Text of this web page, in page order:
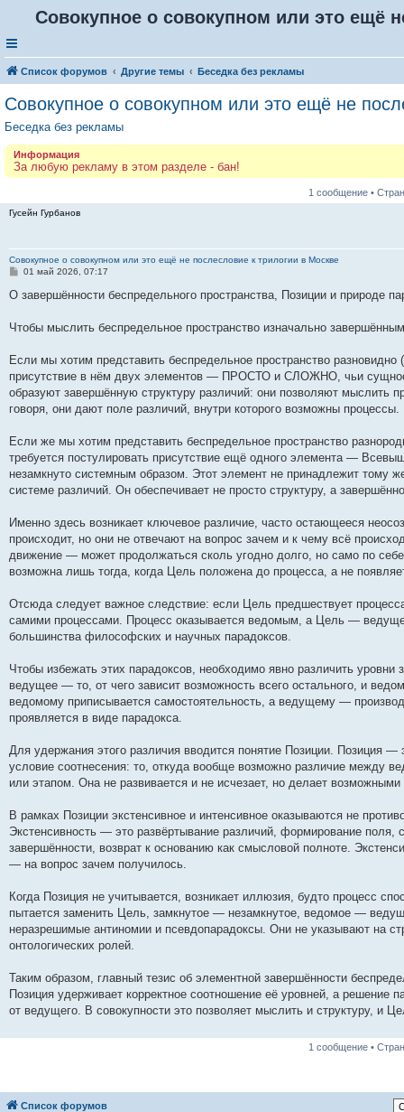
Совокупное о совокупном или это ещё
Список форумов Другие темы Беседка без рекламы
Совокупное о совокупном или это ещё не
Беседка без рекламы
Информация
За любую рекламу в этом разделе - бан!
1 сообщение •
Гусейн Гурбанов
Совокупное о совокупном или это ещё не послесловие к трилогии в Москве
С
о
е
е
01 май 2026, 07:17
О завершённости беспредельного пространства, Позиции и природе
Чтобы мыслить беспредельное пространство изначально
Если мы хотим представить беспредельное пространство
присутствие в нём двух элементов — ПРОСТО и СЛОЖНО, чьи
образуют завершённую структуру различий: они позволяют мыслить
говоря, они дают поле различий, внутри которого возможны процессы.
Если же мы хотим представить беспредельное пространство
требуется постулировать присутствие ещё одного элемента —
незамкнуто системным образом. Этот элемент не принадлежит
системе различий. Он обеспечивает не просто структуру, а
Именно здесь возникает ключевое различие, часто остающееся
происходит, но они не отвечают на вопрос зачем и к чему всё
движение — может продолжаться сколь угодно долго, но само по
возможна лишь тогда, когда Цель положена до процесса, а не
Отсюда следует важное следствие: если Цель предшествует
самими процессами. Процесс оказывается ведомым, а Цель —
большинства философских и научных парадоксов.
Чтобы избежать этих парадоксов, необходимо явно различить
ведущее — то, от чего зависит возможность всего остального, и
ведомому приписывается самостоятельность, а ведущему —
проявляется в виде парадокса.
Для удержания этого различия вводится понятие Позиции. Позиция
условие соотнесения: то, откуда вообще возможно различие между
или этапом. Она не развивается и не исчезает, но делает
В рамках Позиции экстенсивное и интенсивное оказываются не
Экстенсивность — это развёртывание различий, формирование
завершённости, возврат к основанию как смысловой полноте.
— на вопрос зачем получилось.
Когда Позиция не учитывается, возникает иллюзия, будто процесс
пытается заменить Цель, замкнутое — незамкнутое, ведомое —
неразрешимые антиномии и псевдопарадоксы. Они не указывают на
онтологических ролей.
Таким образом, главный тезис об элементной завершённости
Позиция удерживает корректное соотношение её уровней, а решение
от ведущего. В совокупности это позволяет мыслить и структуру, и
1 сообщение •
Список форумов